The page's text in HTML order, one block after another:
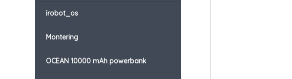
irobot_os
Montering
OCEAN 10000 mAh powerbank